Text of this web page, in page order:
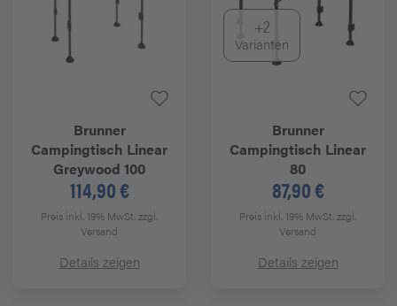
Brunner
Campingtisch Linear
Greywood 100
114,90 €
Preis inkl. 19% MwSt.zzgl.
Versand
Details zeigen
+2
Varianten
Brunner
Campingtisch Linear
80
87,90 €
Preis inkl. 19% MwSt.zzgl.
Versand
Details zeigen